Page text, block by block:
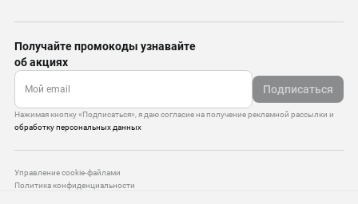
Получайте промокоды узнавайте
об акциях
Подписаться
Нажимая кнопку «Подписаться», я даю согласие на получение рекламной рассылки и
обработку персональных данных
Управление cookie-файлами
Политика конфиденциальности